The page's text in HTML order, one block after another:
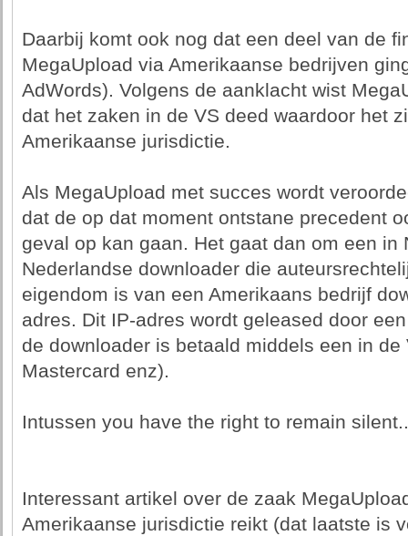
Daarbij komt ook nog dat een deel van de
MegaUpload via Amerikaanse bedrijven
AdWords). Volgens de aanklacht wist
dat het zaken in de VS deed waardoor het
Amerikaanse jurisdictie.
Als MegaUpload met succes wordt
dat de op dat moment ontstane precedent
geval op kan gaan. Het gaat dan om een in
Nederlandse downloader die
eigendom is van een Amerikaans bedrijf
adres. Dit IP-adres wordt geleased door
de downloader is betaald middels een in
Mastercard enz).
Intussen you have the right to remain
Interessant artikel over de zaak
Amerikaanse jurisdictie reikt (dat laatste is